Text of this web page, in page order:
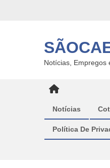
Notícias, Empregos
Notícias
Política De